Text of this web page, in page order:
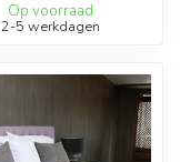
Op voorraad
2-5 werkdagen